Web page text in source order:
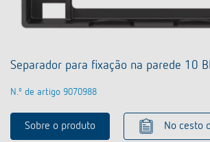
Separador para fixação na parede 10
N.º de artigo 9070988
Sobre o produto No cesto